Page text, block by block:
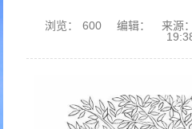
浏览： 600 编辑： 来源：